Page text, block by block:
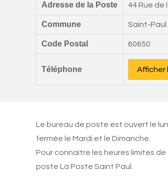
Adresse de la Poste 44 Rue de
Commune Saint-Paul
Code Postal 60650
Téléphone Afficher
Le bureau de poste est ouvert le
fermée le Mardi et le Dimanche.
Pour connaitre les heures limites
poste La Poste Saint Paul.